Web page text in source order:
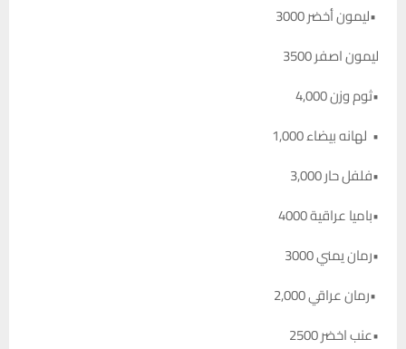
•ليمون أخضر 3000
ليمون اصفر 3500
•ثوم وزن 4,000
• لهانه بيضاء 1,000
•فلفل حار 3,000
•باميا عراقية 4000
•رمان يمني 3000
•رمان عراقي 2,000
•عنب اخضر 2500